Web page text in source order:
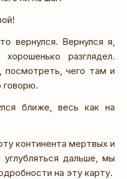
Вернулся я,
разглядел.
посмотреть, чего там и
говорю.
ближе, весь как на
континента мертвых и
дальше, мы
на эту карту.